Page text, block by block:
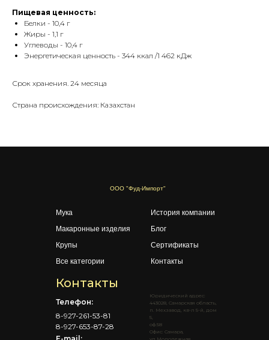
Пищевая ценность:
Белки - 10,4 г
Жиры - 1,1 г
Углеводы - 10,4 г
Энергетическая ценность - 344 ккал /1 462 кДж
Срок хранения. 24 месяца
Страна происхождения: Казахстан
История компании
Блог
Сертификаты
Контакты
Мука
Макаронные изделия
Крупы
Все категории
ООО "Фуд-Импорт"
Юридический адрес:
443028, Самарская область,
п. Мехзавод, кв-л 5-й, дом
5,
оф.58
Офис: Самара,
Контакты
Телефон:
8-927-261-53-81
8-927-653-87-28